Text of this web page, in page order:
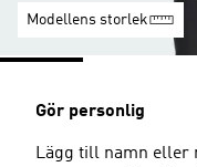
Modellens storlek
Gör personlig
Lägg till namn eller